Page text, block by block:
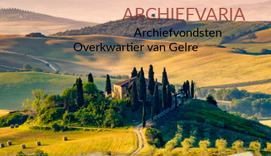
ARCHIEFVARIA
Archiefvondsten
Overkwartier van Gelre